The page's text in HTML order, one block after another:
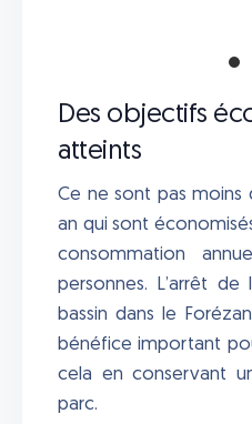
Des objectifs
atteints
Ce ne sont pas moins
an qui sont
consommation
personnes. L’arrêt de
bassin dans le
bénéfice important
cela en conservant
parc.